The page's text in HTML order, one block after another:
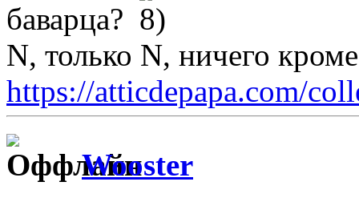
баварца?
N, только N, ничего
https://atticdepapa.com/
Wooster